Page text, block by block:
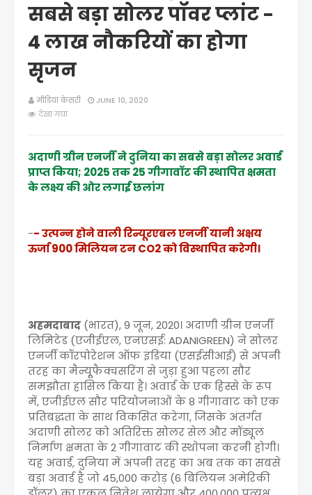
सबसे बड़ा सोलर पॉवर प्लांट -
4 लाख नौकरियों का होगा
सृजन
मीडिया केसरी
JUNE 10, 2020
देखा गया
अदाणी ग्रीन एनर्जी ने दुनिया का सबसे बड़ा सोलर अवार्ड
प्राप्त किया; 2025 तक 25 गीगावॉट की स्थापित क्षमता
के लक्ष्य की ओर लगाई छलांग
-- उत्पन्न होने वाली रिन्यूरएबल एनर्जी यानी अक्षय
ऊर्जा 900 मिलियन टन CO2 को विस्थापित करेगी।
अहमदाबाद (भारत), 9 जून, 2020। अदाणी ग्रीन एनर्जी
लिमिटेड (एजीईएल, एनएसई: ADANIGREEN) ने सोलर
एनर्जी कॉरपोरेशन ऑफ इंडिया (एसईसीआई) से अपनी
तरह का मैन्यूूफैक्चसरिंग से जुड़ा हुआ पहला सौर
समझौता हासिल किया है। अवार्ड के एक हिस्से के रूप
में, एजीईएल सौर परियोजनाओं के 8 गीगावाट को एक
प्रतिबद्धता के साथ विकसित करेगा, जिसके अंतर्गत
अदाणी सोलर को अतिरिक्त सोलर सेल और मॉड्यूल
निर्माण क्षमता के 2 गीगावाट की स्थाेपना करनी होगी।
यह अवार्ड, दुनिया में अपनी तरह का अब तक का सबसे
बड़ा अवार्ड है जो 45,000 करोड़ (6 बिलियन अमेरिकी